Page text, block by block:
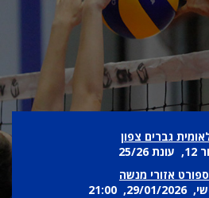
גברים צפון
26
אזורי מנשה
21:00